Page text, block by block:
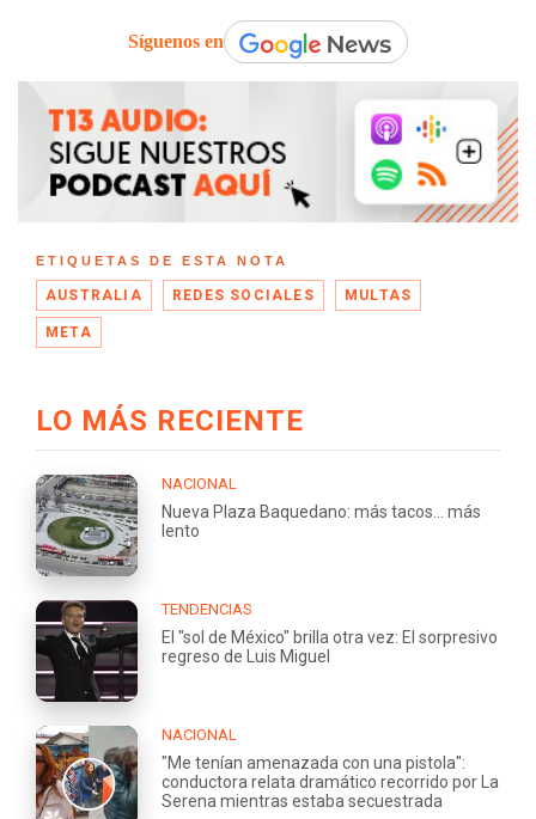
Síguenos en
ETIQUETAS DE ESTA NOTA
AUSTRALIA REDES SOCIALES MULTAS
META
LO MÁS RECIENTE
NACIONAL
Nueva Plaza Baquedano: más tacos... más
lento
TENDENCIAS
El "sol de México" brilla otra vez: El sorpresivo
regreso de Luis Miguel
NACIONAL
"Me tenían amenazada con una pistola":
conductora relata dramático recorrido por La
Serena mientras estaba secuestrada